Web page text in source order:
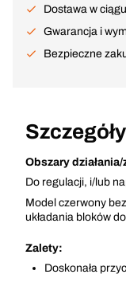
Dostawa w
Gwarancja i
Bezpieczne
Szczegóły
Obszary
Do regulacji, i/lub
Model czerwony
układania bloków
Zalety:
Doskonała